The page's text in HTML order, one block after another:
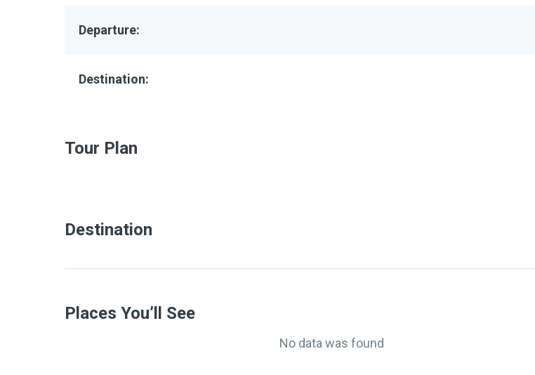
Departure:
Destination:
Tour Plan
Destination
Places You’ll See
No data was found